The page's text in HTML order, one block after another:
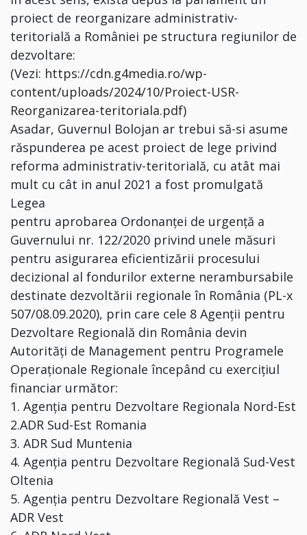
proiect de reorganizare administrativ-
teritorială a României pe structura regiunilor de
dezvoltare:
(Vezi: https://cdn.g4media.ro/wp-
content/uploads/2024/10/Proiect-USR-
Reorganizarea-teritoriala.pdf)
Asadar, Guvernul Bolojan ar trebui să-si asume
răspunderea pe acest proiect de lege privind
reforma administrativ-teritorială, cu atât mai
mult cu cât in anul 2021 a fost promulgată
Legea
pentru aprobarea Ordonanței de urgență a
Guvernului nr. 122/2020 privind unele măsuri
pentru asigurarea eficientizării procesului
decizional al fondurilor externe nerambursabile
destinate dezvoltării regionale în România (PL-x
507/08.09.2020), prin care cele 8 Agenții pentru
Dezvoltare Regională din România devin
Autorități de Management pentru Programele
Operaționale Regionale începând cu exercițiul
financiar următor:
1. Agenția pentru Dezvoltare Regionala Nord-Est
2.ADR Sud-Est Romania
3. ADR Sud Muntenia
4. Agenția pentru Dezvoltare Regională Sud-Vest
Oltenia
5. Agenția pentru Dezvoltare Regională Vest –
ADR Vest